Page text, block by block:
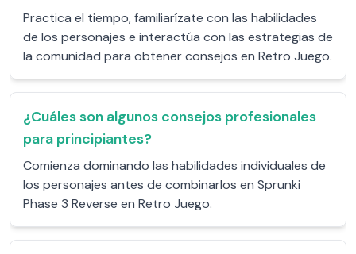
Practica el tiempo, familiarízate con las habilidades
de los personajes e interactúa con las estrategias de
la comunidad para obtener consejos en Retro Juego.
¿Cuáles son algunos consejos profesionales
para principiantes?
Comienza dominando las habilidades individuales de
los personajes antes de combinarlos en Sprunki
Phase 3 Reverse en Retro Juego.